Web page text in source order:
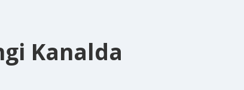
Kanalda